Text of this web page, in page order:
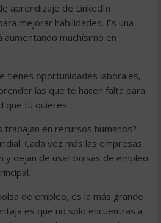
aprendizaje de LinkedIn
mejorar habilidades. Es una
muchísimo en
tienes oportunidades laborales,
las que te hacen falta para
que tú quieres.
trabajan en recursos humanos?
Cada vez más las empresas
y dejan de usar bolsas de empleo
de empleo, es la más grande
es que no solo encuentras a